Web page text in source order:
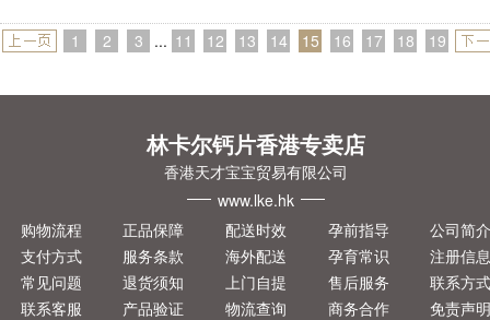
1 2 3 ... 11 12 13 14 15 16 17 18
19
林卡尔钙片香港专卖店
香港天才宝宝贸易有限公司
www.lke.hk
购物流程
支付方式
常见问题
联系客服
正品保障
服务条款
退货须知
产品验证
配送时效
海外配送
上门自提
物流查询
孕前指导
孕育常识
售后服务
商务合作
公司简
注册信
联系方
免责声